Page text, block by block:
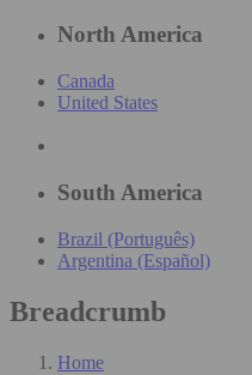
North America
Canada
United States
South America
Brazil (Português)
Argentina (Español)
Breadcrumb
Home